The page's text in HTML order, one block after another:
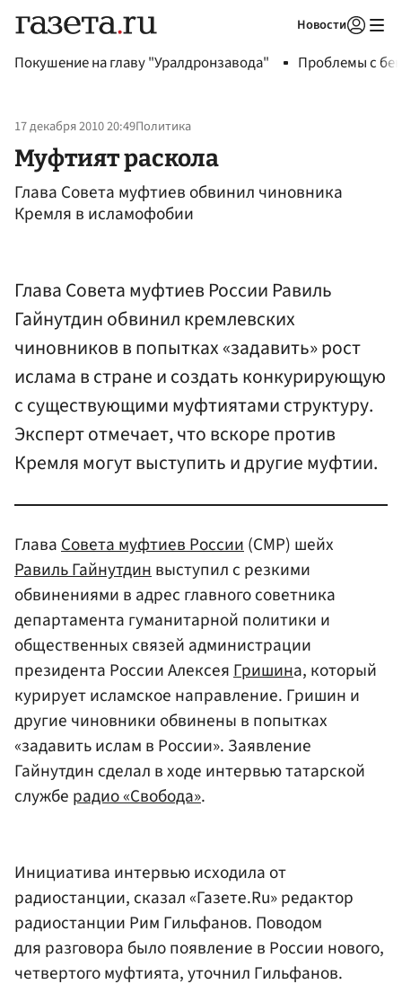
Новости
Покушение на главу "Уралдронзавода" Проблемы с
17 декабря 2010 20:49Политика
Муфтият раскола
Глава Совета муфтиев обвинил чиновника
Кремля в исламофобии
Глава Совета муфтиев России Равиль
Гайнутдин обвинил кремлевских
чиновников в попытках «задавить» рост
ислама в стране и создать конкурирующую
с существующими муфтиятами структуру.
Эксперт отмечает, что вскоре против
Кремля могут выступить и другие муфтии.
Глава Совета муфтиев России (СМР) шейх
Равиль Гайнутдин выступил с резкими
обвинениями в адрес главного советника
департамента гуманитарной политики и
общественных связей администрации
президента России Алексея Гришина, который
курирует исламское направление. Гришин и
другие чиновники обвинены в попытках
«задавить ислам в России». Заявление
Гайнутдин сделал в ходе интервью татарской
службе радио «Свобода».
Инициатива интервью исходила от
радиостанции, сказал «Газете.Ru» редактор
радиостанции Рим Гильфанов. Поводом
для разговора было появление в России нового,
четвертого муфтията, уточнил Гильфанов.